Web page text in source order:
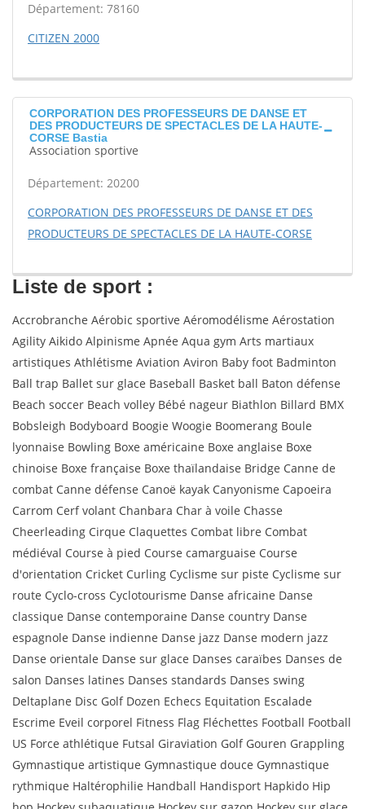
Département: 78160
CITIZEN 2000
CORPORATION DES PROFESSEURS DE DANSE ET
DES PRODUCTEURS DE SPECTACLES DE LA HAUTE-
CORSE Bastia
Association sportive
Département: 20200
CORPORATION DES PROFESSEURS DE DANSE ET DES
PRODUCTEURS DE SPECTACLES DE LA HAUTE-CORSE
Liste de sport :
Accrobranche Aérobic sportive Aéromodélisme Aérostation
Agility Aikido Alpinisme Apnée Aqua gym Arts martiaux
artistiques Athlétisme Aviation Aviron Baby foot Badminton
Ball trap Ballet sur glace Baseball Basket ball Baton défense
Beach soccer Beach volley Bébé nageur Biathlon Billard BMX
Bobsleigh Bodyboard Boogie Woogie Boomerang Boule
lyonnaise Bowling Boxe américaine Boxe anglaise Boxe
chinoise Boxe française Boxe thaïlandaise Bridge Canne de
combat Canne défense Canoë kayak Canyonisme Capoeira
Carrom Cerf volant Chanbara Char à voile Chasse
Cheerleading Cirque Claquettes Combat libre Combat
médiéval Course à pied Course camarguaise Course
d'orientation Cricket Curling Cyclisme sur piste Cyclisme sur
route Cyclo-cross Cyclotourisme Danse africaine Danse
classique Danse contemporaine Danse country Danse
espagnole Danse indienne Danse jazz Danse modern jazz
Danse orientale Danse sur glace Danses caraïbes Danses de
salon Danses latines Danses standards Danses swing
Deltaplane Disc Golf Dozen Echecs Equitation Escalade
Escrime Eveil corporel Fitness Flag Fléchettes Football Football
US Force athlétique Futsal Giraviation Golf Gouren Grappling
Gymnastique artistique Gymnastique douce Gymnastique
rythmique Haltérophilie Handball Handisport Hapkido Hip